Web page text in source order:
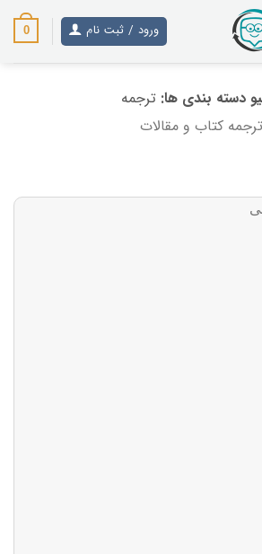
ورود / ثبت نام 0
دسته بندی ها: ترجمه
ترجمه کتاب و مقالات